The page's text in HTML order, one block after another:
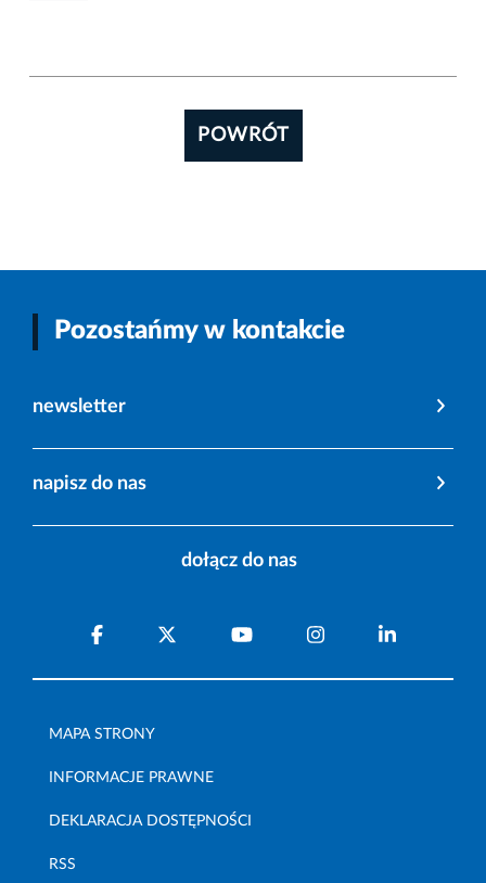
POWRÓT
Pozostańmy w kontakcie
newsletter
napisz do nas
dołącz do nas
MAPA STRONY
INFORMACJE PRAWNE
DEKLARACJA DOSTĘPNOŚCI
RSS